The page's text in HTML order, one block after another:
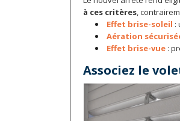
à ces critères,
Effet brise-soleil :
Aération
Effet brise-vue :
Associez le